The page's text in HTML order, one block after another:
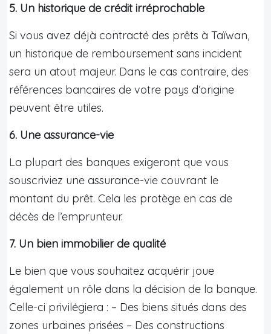
5. Un historique de crédit irréprochable
Si vous avez déjà contracté des prêts à Taïwan,
un historique de remboursement sans incident
sera un atout majeur. Dans le cas contraire, des
références bancaires de votre pays d’origine
peuvent être utiles.
6. Une assurance-vie
La plupart des banques exigeront que vous
souscriviez une assurance-vie couvrant le
montant du prêt. Cela les protège en cas de
décès de l’emprunteur.
7. Un bien immobilier de qualité
Le bien que vous souhaitez acquérir joue
également un rôle dans la décision de la banque.
Celle-ci privilégiera : – Des biens situés dans des
zones urbaines prisées – Des constructions